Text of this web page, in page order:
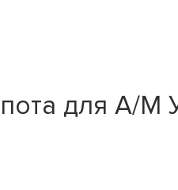
для А/М